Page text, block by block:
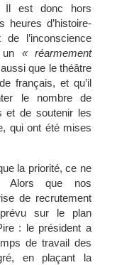
Il est donc hors
heures d’histoire-
l’inconscience
un « réarmement
que le théâtre
français, et qu’il
le nombre de
et de soutenir les
qui ont été mises
la priorité, ce ne
Alors que nos
de recrutement
sur le plan
: le président a
de travail des
en plaçant la